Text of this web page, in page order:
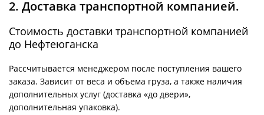
2. Доставка транспортной компанией.
Стоимость доставки транспортной компанией
до Нефтеюганска
Рассчитывается менеджером после поступления вашего
заказа. Зависит от веса и объема груза, а также наличия
дополнительных услуг (доставка «до двери»,
дополнительная упаковка).